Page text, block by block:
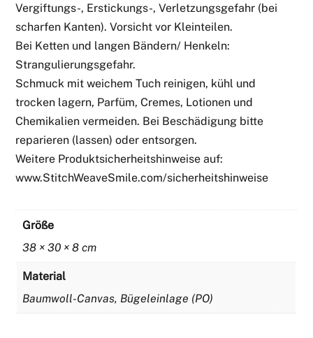
Vergiftungs-, Erstickungs-, Verletzungsgefahr (bei
scharfen Kanten). Vorsicht vor Kleinteilen.
Bei Ketten und langen Bändern/ Henkeln:
Strangulierungsgefahr.
Schmuck mit weichem Tuch reinigen, kühl und
trocken lagern, Parfüm, Cremes, Lotionen und
Chemikalien vermeiden. Bei Beschädigung bitte
reparieren (lassen) oder entsorgen.
Weitere Produktsicherheitshinweise auf:
www.StitchWeaveSmile.com/sicherheitshinweise
Größe
38 × 30 × 8 cm
Material
Baumwoll-Canvas, Bügeleinlage (PO)